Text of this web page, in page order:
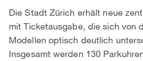
Die Stadt Zürich erhält neue
mit Ticketausgabe, die sich von
Modellen optisch deutlich
Insgesamt werden 130